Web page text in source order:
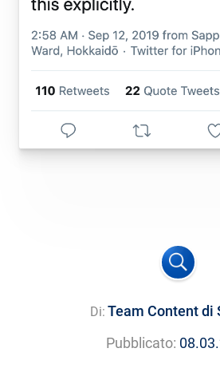
Di: Team Content di
Pubblicato: